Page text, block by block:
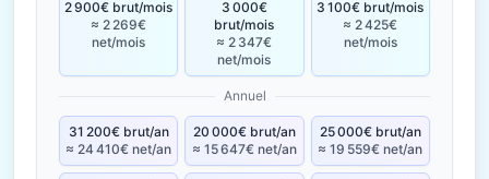
2 900€ brut/mois
≈ 2 269€
net/mois
3 000€
brut/mois
≈ 2 347€
net/mois
3 100€ brut/mois
≈ 2 425€
net/mois
Annuel
31 200€ brut/an
≈ 24 410€ net/an
20 000€ brut/an
≈ 15 647€ net/an
25 000€ brut/an
≈ 19 559€ net/an